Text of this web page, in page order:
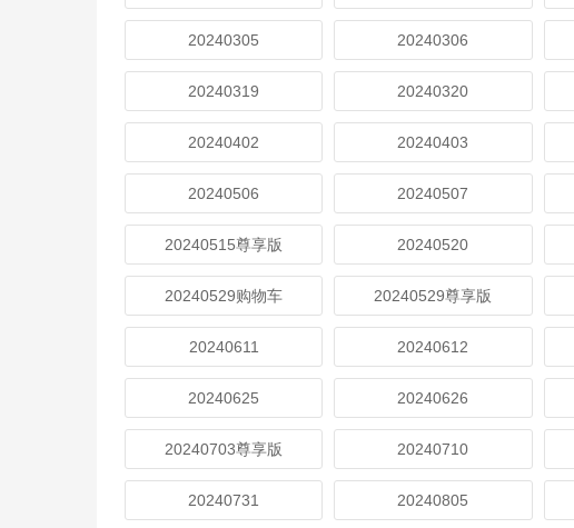
20240305 20240306
20240319 20240320
20240402 20240403
20240506 20240507
20240515尊享版 20240520
20240529购物车 20240529尊享版
20240611 20240612
20240625 20240626
20240703尊享版 20240710
20240731 20240805